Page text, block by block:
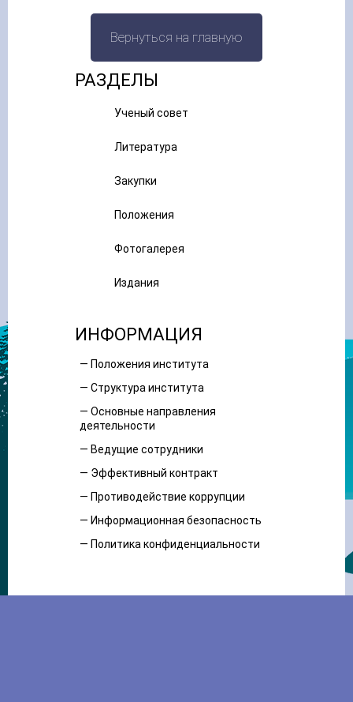
Вернуться на главную
РАЗДЕЛЫ
Ученый совет
Литература
Закупки
Положения
Фотогалерея
Издания
ИНФОРМАЦИЯ
— Положения института
— Структура института
— Основные направления
деятельности
— Ведущие сотрудники
— Эффективный контракт
— Противодействие коррупции
— Информационная безопасность
— Политика конфиденциальности